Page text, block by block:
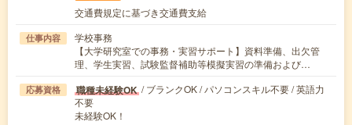
交通費規定に基づき交通費支給
仕事内容
学校事務
【大学研究室での事務・実習サポート】資料準備、出欠管
理、学生実習、試験監督補助等模擬実習の準備および…
応募資格 職種未経験OK / ブランクOK / パソコンスキル不要 / 英語力
不要
未経験OK！